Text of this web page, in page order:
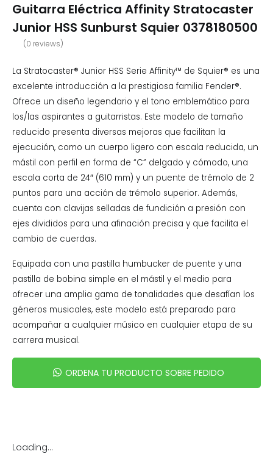
Guitarra Eléctrica Affinity Stratocaster
Junior HSS Sunburst Squier 0378180500
(0 reviews)
La Stratocaster® Junior HSS Serie Affinity™ de Squier® es una
excelente introducción a la prestigiosa familia Fender®.
Ofrece un diseño legendario y el tono emblemático para
los/las aspirantes a guitarristas. Este modelo de tamaño
reducido presenta diversas mejoras que facilitan la
ejecución, como un cuerpo ligero con escala reducida, un
mástil con perfil en forma de “C” delgado y cómodo, una
escala corta de 24″ (610 mm) y un puente de trémolo de 2
puntos para una acción de trémolo superior. Además,
cuenta con clavijas selladas de fundición a presión con
ejes divididos para una afinación precisa y que facilita el
cambio de cuerdas.
Equipada con una pastilla humbucker de puente y una
pastilla de bobina simple en el mástil y el medio para
ofrecer una amplia gama de tonalidades que desafían los
géneros musicales, este modelo está preparado para
acompañar a cualquier músico en cualquier etapa de su
carrera musical.
ORDENA TU PRODUCTO SOBRE PEDIDO
Loading...